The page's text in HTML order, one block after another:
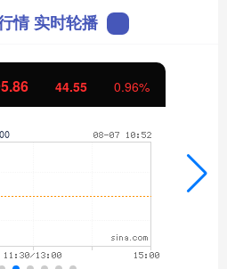
情 实时轮播
-0.15 -0.01%